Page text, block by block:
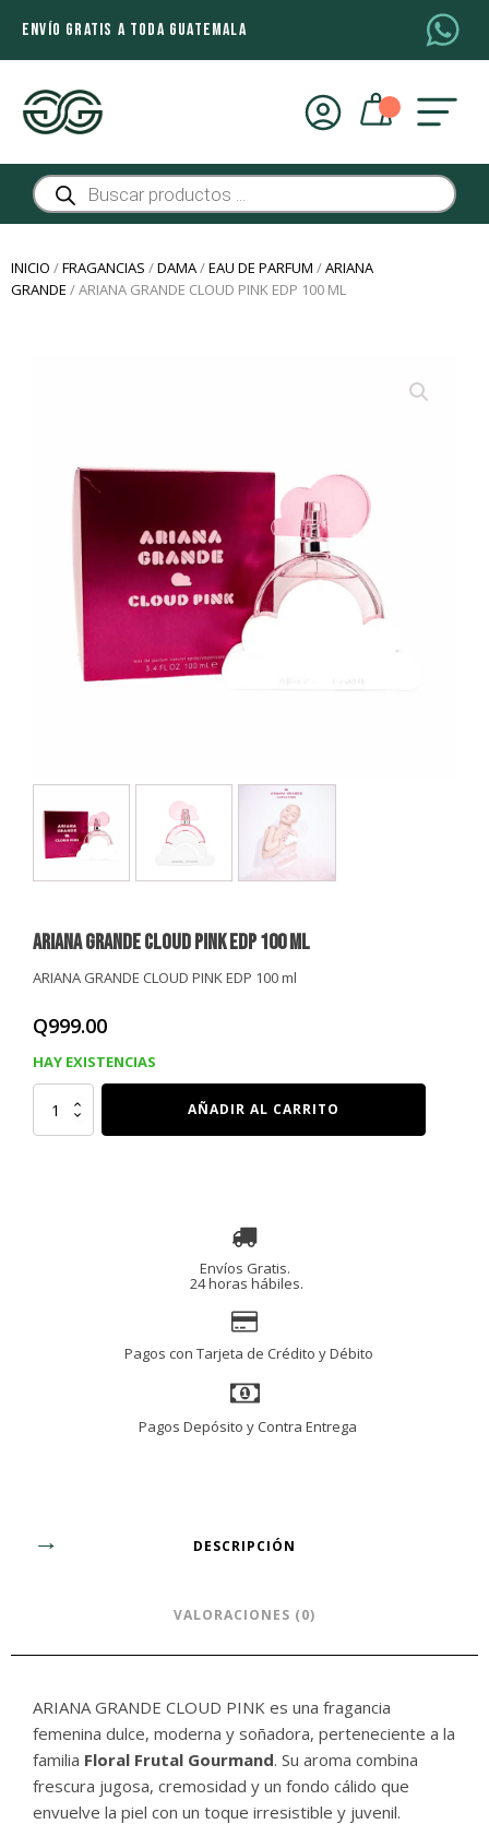
ENVÍO GRATIS A TODA GUATEMALA
Búsqueda
de
productos
INICIO /FRAGANCIAS /DAMA/EAU DE PARFUM /ARIANA
GRANDE / ARIANA GRANDE CLOUD PINK EDP 100 ML
ARIANA GRANDE CLOUD PINK EDP 100 ml
ARIANA GRANDE CLOUD PINK EDP 100 ml
Q999.00
HAY EXISTENCIAS
ARIANA
GRANDE
PINK
AÑADIR AL CARRITO
Envíos Gratis.
24 horas hábiles.
Pagos con Tarjeta de Crédito y Débito
Pagos Depósito y Contra Entrega
DESCRIPCIÓN
VALORACIONES (0)
ARIANA GRANDE CLOUD PINK es una fragancia
femenina dulce, moderna y soñadora, perteneciente a la
familia Floral Frutal Gourmand. Su aroma combina
frescura jugosa, cremosidad y un fondo cálido que
envuelve la piel con un toque irresistible y juvenil.